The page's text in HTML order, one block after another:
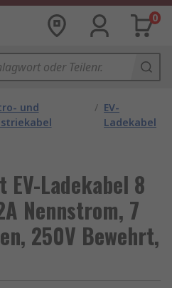
0
und
/ EV-
Ladekabel
EV-Ladekabel 8
Nennstrom, 7
250V Bewehrt,